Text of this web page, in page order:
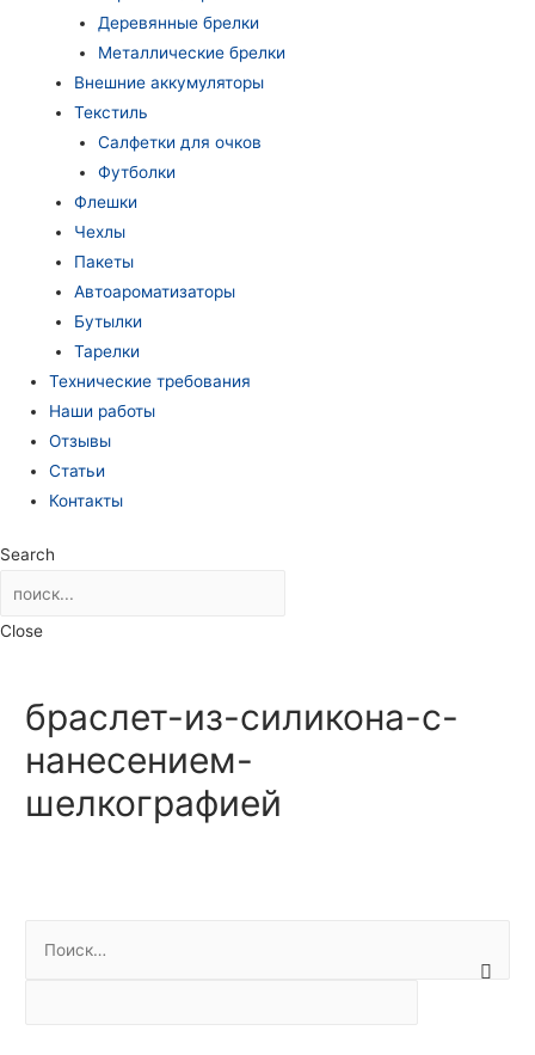
Деревянные брелки
Металлические брелки
Внешние аккумуляторы
Текстиль
Салфетки для очков
Футболки
Флешки
Чехлы
Пакеты
Автоароматизаторы
Бутылки
Тарелки
Технические требования
Наши работы
Отзывы
Статьи
Контакты
Search
Close
браслет-из-силикона-с-
нанесением-
шелкографией